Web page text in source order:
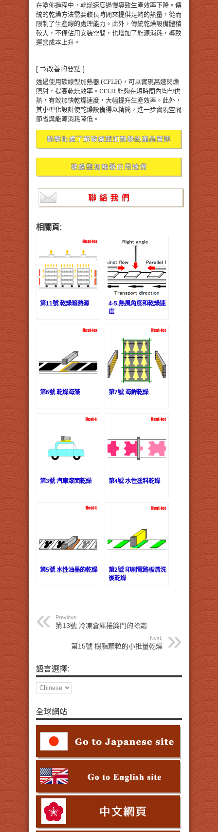
在塗佈過程中，乾燥速度過慢導致生產效率下降。傳
統的乾燥方法需要較長時間來提供足夠的熱量，從而
限制了生產線的處理能力。此外，傳統乾燥設備體積
較大，不僅佔用安裝空間，也增加了能源消耗，導致
運營成本上升。
[ ⇒改善的要點 ]
透過使用碳線型加熱器 (CFLH)，可以實現高速閃爍
照射，提高乾燥效率。CFLH 能夠在短時間內均勻供
熱，有效加快乾燥速度，大幅提升生產效率。此外，
其小型化設計使乾燥設備得以精簡，進一步實現空間
節省與能源消耗降低。
相關頁:
第11號 乾燥箱熱源
4-5.熱風角度和乾燥速
度
第6號 乾燥海藻 第7號 海鮮乾燥
第3號 汽車漆面乾燥 第4號 水性塗料乾燥
第5號 水性油墨的乾燥
第2號 印刷電路板清洗
後乾燥
Previous:
第13號 冷凍倉庫捲簾門的除霜
Next:
第15號 樹脂顆粒的小批量乾燥
語言選擇:
全球網站